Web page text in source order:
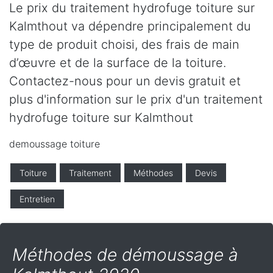
Le prix du traitement hydrofuge toiture sur
Kalmthout va dépendre principalement du
type de produit choisi, des frais de main
d’œuvre et de la surface de la toiture.
Contactez-nous pour un devis gratuit et
plus d'information sur le prix d'un traitement
hydrofuge toiture sur Kalmthout
demoussage toiture
Toiture Traitement Méthodes Devis
Entretien
Méthodes de démoussage à